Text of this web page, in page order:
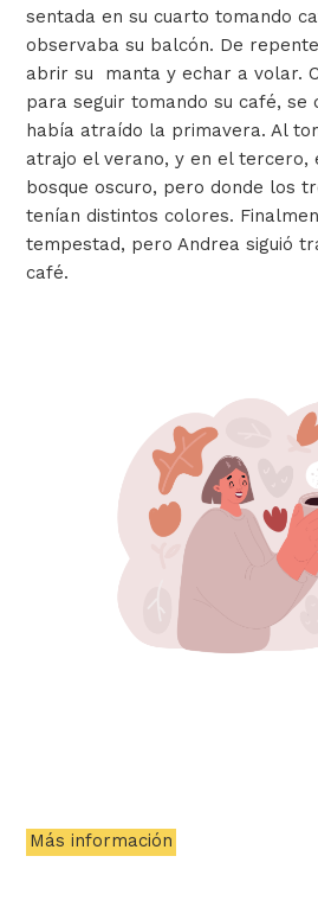
sentada en su cuarto tomando
observaba su balcón. De
abrir su manta y echar a volar.
para seguir tomando su café, se
había atraído la primavera. Al
atrajo el verano, y en el tercero,
bosque oscuro, pero donde los
tenían distintos colores.
tempestad, pero Andrea siguió
café.
Más información